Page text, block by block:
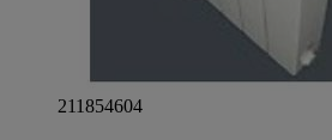
211854604